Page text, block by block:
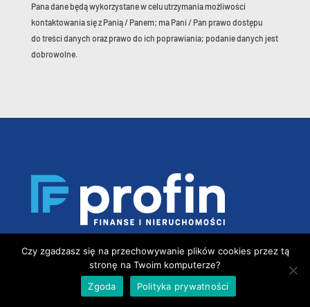
Pana dane będą wykorzystane w celu utrzymania możliwości
kontaktowania się z Panią / Panem; ma Pani / Pan prawo dostępu
do treści danych oraz prawo do ich poprawiania; podanie danych jest
dobrowolne.
BIURO W OLSZTYNIE
ul. Kopernika 29-31 / 17
Czy zgadzasz się na przechowywanie plików cookies przez tą
stronę na Twoim komputerze?
Zgoda
Polityka prywatności